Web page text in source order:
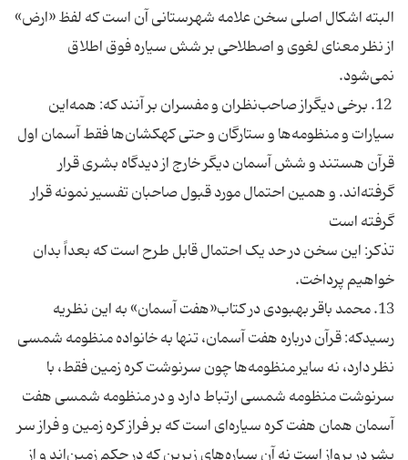
البته اشکال اصلی سخن علامه شهرستانی آن است که لفظ «ارض»
از نظر معنای لغوی و اصطلاحی بر شش سیاره‌ فوق اطلاق
نمی‌شود.
12. برخی دیگراز صاحب‌نظران و مفسران بر آنند که: همه‌این
سیارات و منظومه‌ها و ستارگان و حتی کهکشان‌ها فقط آسمان اول
قرآن هستند و شش آسمان دیگر خارج از دیدگاه بشری قرار
گرفته‌اند. و همین احتمال مورد قبول صاحبان تفسیر نمونه قرار
گرفته است
تذکر: این سخن در حد یک احتمال قابل طرح است که بعداً بدان
خواهیم پرداخت.
13. محمد باقر بهبودی در کتاب«هفت آسمان» به این نظریه
رسیدکه: قرآن درباره هفت آسمان، تنها به خانواده منظومه شمسی
نظر دارد، نه سایر منظومه‌ها چون سرنوشت کره زمین فقط، با
سرنوشت منظومه شمسی ارتباط دارد و در منظومه شمسی هفت
آسمان همان هفت کره سیاره‌ای است که بر فراز کره زمین و فراز سر